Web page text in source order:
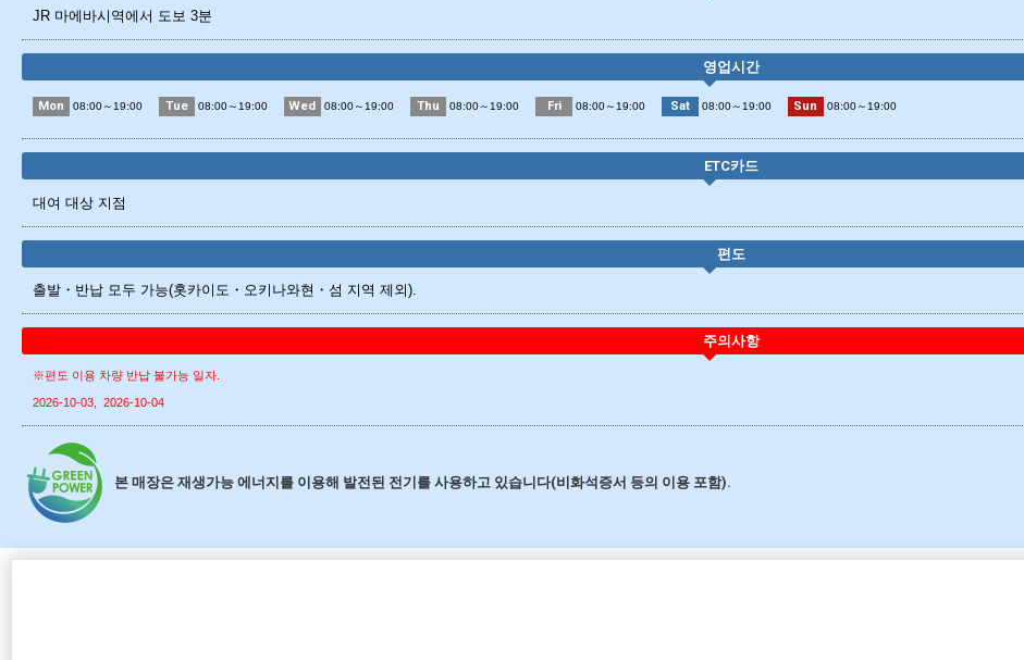
JR 마에바시역에서 도보 3분
영업시간
Mon 08:00～19:00 Tue 08:00～19:00 Wed 08:00～19:00 Thu 08:00～19:00 Fri 08:00～19:00 Sat 08:00～19:00 Sun 08:00～19:00
ETC카드
대여 대상 지점
편도
출발・반납 모두 가능(홋카이도・오키나와현・섬 지역 제외).
주의사항
※편도 이용 차량 반납 불가능 일자.
2026-10-03 2026-10-04
본 매장은 재생가능 에너지를 이용해 발전된 전기를 사용하고 있습니다(비화석증서 등의 이용 포함).